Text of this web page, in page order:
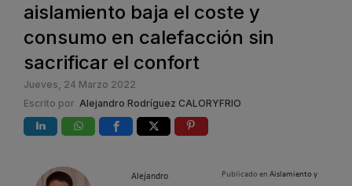
aislamiento baja el coste y
consumo en calefacción sin
sacrificar el confort
Jueves, 24 Marzo 2022
Escrito por Alejandro Rodríguez CALORYFRIO
Alejandro
Publicado en Aislamiento y